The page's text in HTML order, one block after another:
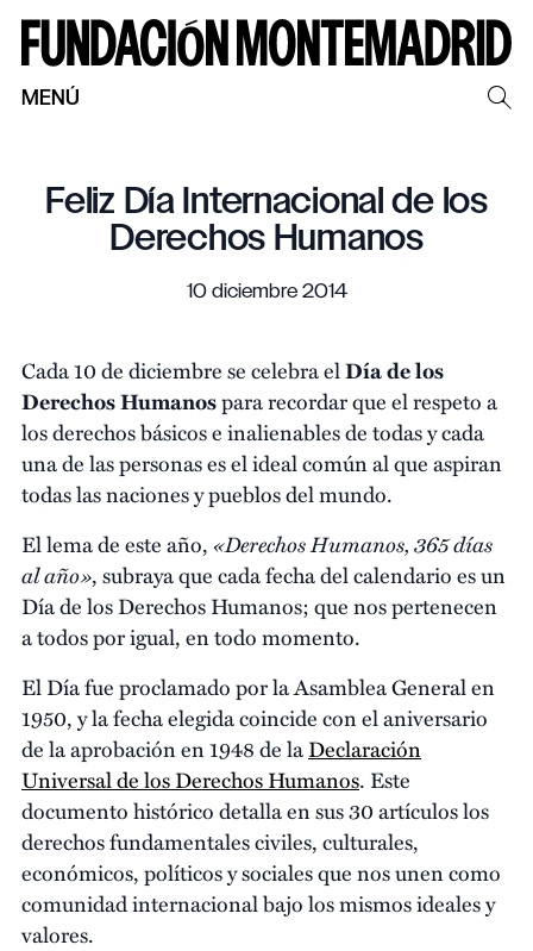
MENÚ
Feliz Día Internacional de los
Derechos Humanos
10 diciembre 2014
Cada 10 de diciembre se celebra elDía de los
Derechos Humanospara recordar que el respeto a
los derechos básicos e inalienables de todas y cada
una de las personas es el ideal común al que aspiran
todas las naciones y pueblos del mundo.
El lema de este año, «Derechos Humanos, 365 días
al año», subraya que cada fecha del calendario es un
Día de los Derechos Humanos; que nos pertenecen
a todos por igual, en todo momento.
El Día fue proclamado por la Asamblea General en
1950, y la fecha elegida coincide con el aniversario
de la aprobación en 1948 de laDeclaración
Universal de los Derechos Humanos. Este
documento histórico detalla en sus 30 artículos los
derechos fundamentales civiles, culturales,
económicos, políticos y sociales que nos unen como
comunidad internacional bajo los mismos ideales y
valores.